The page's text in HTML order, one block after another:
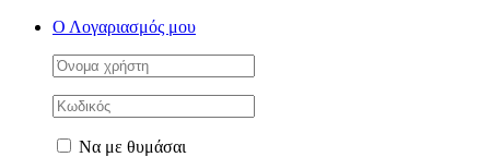
Μετάβαση
περιεχόμενο
Ο Λογαριασμός μου
Να με θυμάσαι